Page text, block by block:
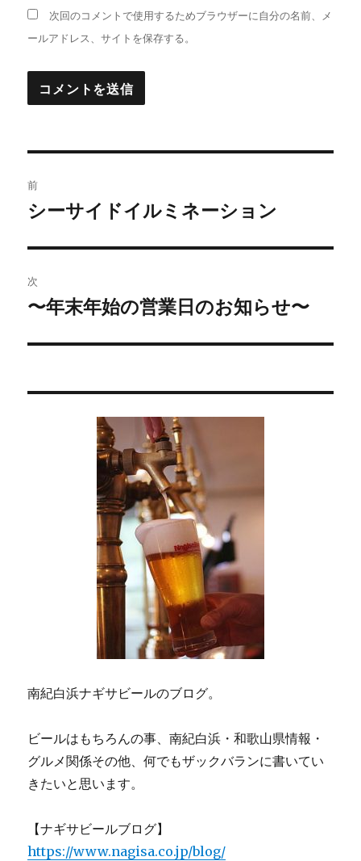
次回のコメントで使用するためブラウザーに自分の名前、メ
ールアドレス、サイトを保存する。
稿
ビ
ゲ
ー
前
過
の
投
稿:
シーサイドイルミネーション
次
次
投
〜年末年始の営業日のお知らせ〜
南紀白浜ナギサビールのブログ。
ビールはもちろんの事、南紀白浜・和歌山県情報・
グルメ関係その他、何でもザックバランに書いてい
きたいと思います。
【ナギサビールブログ】
https://www.nagisa.co.jp/blog/